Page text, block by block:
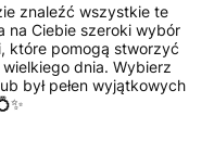
znaleźć wszystkie te
na Ciebie szeroki wybór
które pomogą stworzyć
dnia. Wybierz
był pełen wyjątkowych